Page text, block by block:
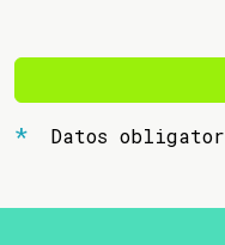
Datos